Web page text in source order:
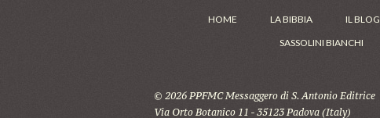
HOME LA BIBBIA IL BLOG
SASSOLINI BIANCHI
© 2026 PPFMC Messaggero di S. Antonio Editrice
Via Orto Botanico 11 - 35123 Padova (Italy)